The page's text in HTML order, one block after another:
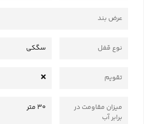
عرض بند
نوع قفل سگکی
تقویم
میزان مقاومت در
برابر آب
30 متر